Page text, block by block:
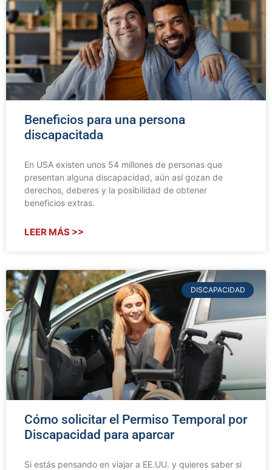
Beneficios para una persona
discapacitada
En USA existen unos 54 millones de personas que
presentan alguna discapacidad, aún así gozan de
derechos, deberes y la posibilidad de obtener
beneficios extras.
LEER MÁS >>
DISCAPACIDAD
Cómo solicitar el Permiso Temporal por
Discapacidad para aparcar
Si estás pensando en viajar a EE.UU. y quieres saber si